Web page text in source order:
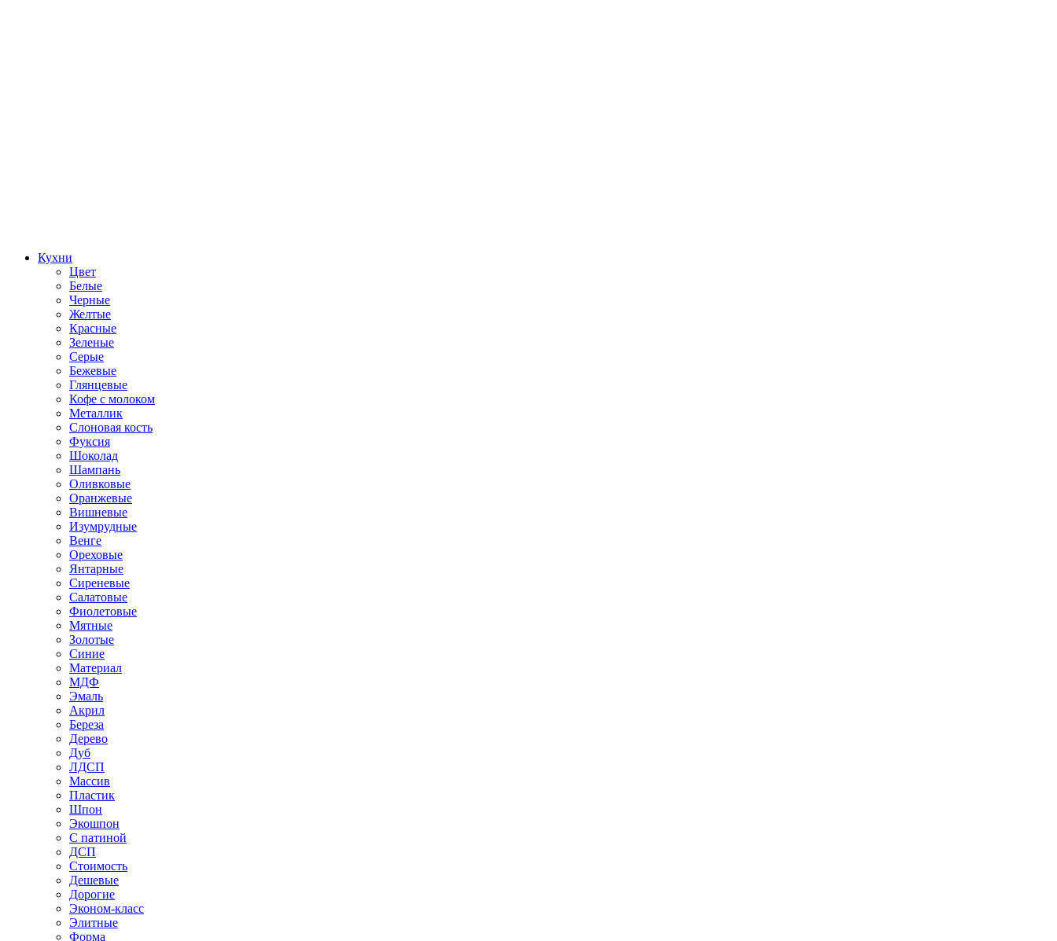
Кухни
Цвет
Белые
Черные
Желтые
Красные
Зеленые
Серые
Бежевые
Глянцевые
Кофе с молоком
Металлик
Слоновая кость
Фуксия
Шоколад
Шампань
Оливковые
Оранжевые
Вишневые
Изумрудные
Венге
Ореховые
Янтарные
Сиреневые
Салатовые
Фиолетовые
Мятные
Золотые
Синие
Материал
МДФ
Эмаль
Акрил
Береза
Дерево
Дуб
ЛДСП
Массив
Пластик
Шпон
Экошпон
С патиной
ДСП
Стоимость
Дешевые
Дорогие
Эконом-класс
Элитные
Форма